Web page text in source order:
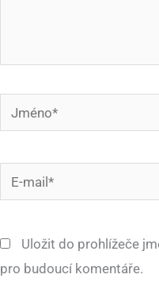
Jméno*
mail*
Uložit do prohlížeče
pro budoucí komentáře.